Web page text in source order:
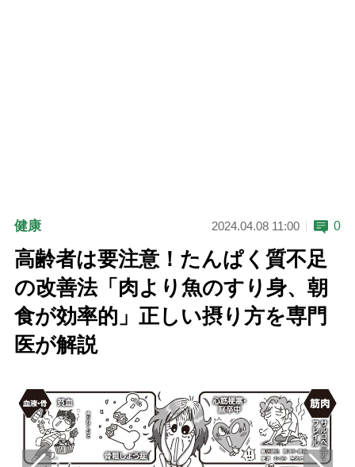
健康 2024.04.08 11:00 0
高齢者は要注意！たんぱく質不足
の改善法「肉より魚のすり身、朝
食が効率的」正しい摂り方を専門
医が解説